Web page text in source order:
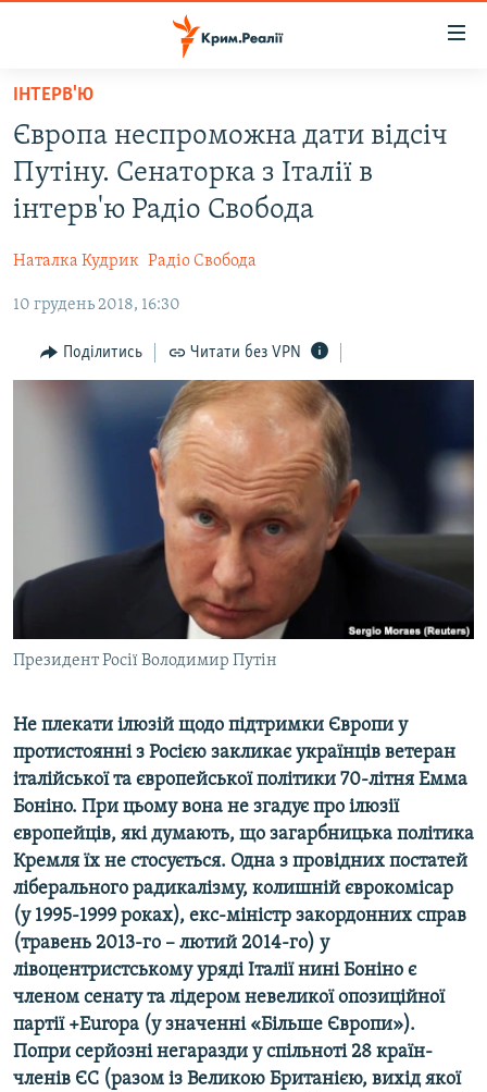
Перейти
основного
матеріалу
Перейти
до
основної
Перейти
пошуку
ВОДА.КРИМ
ВІДЕО ТА ФОТО
БЛОГИ
ПОГЛЯД
ІНТЕРВ'Ю
ВІДЕОУРОКИ «ELIFBE»
СВІДЧЕННЯ ОКУПАЦІЇ
УКРАЇНСЬКА ПРОБЛЕМА КРИМУ
ЯК ОБІЙТИ БЛОКУВАННЯ
Qırımtatar
Усі сайти RFE/RL
ІНТЕРВ'Ю
Європа неспроможна дати відсіч
Путіну. Сенаторка з Італії в
інтерв'ю Радіо Свобода
Наталка Кудрик Радіо Свобода
10 грудень 2018, 16:30
Поділитись Читати без VPN
Президент Росії Володимир Путін
Не плекати ілюзій щодо підтримки Європи у
протистоянні з Росією закликає українців ветеран
італійської та європейської політики 70-літня Емма
Боніно. При цьому вона не згадує про ілюзії
європейців, які думають, що загарбницька політика
Кремля їх не стосується. Одна з провідних постатей
ліберального радикалізму, колишній єврокомісар
(у 1995-1999 роках), екс-міністр закордонних справ
(травень 2013-го – лютий 2014-го) у
лівоцентристському уряді Італії нині Боніно є
членом сенату та лідером невеликої опозиційної
партії +Europa (у значенні «Більше Європи»).
Попри серйозні негаразди у спільноті 28 країн-
членів ЄС (разом із Великою Британією, вихід якої